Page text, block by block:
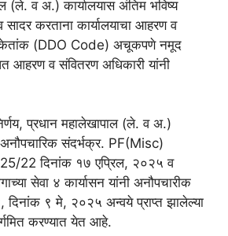
(ले. व अ.) कार्यालयास अंतिम भविष्य
सादर करताना कार्यालयाचा आहरण व
(DDO Code) अचूकपणे नमूद
आहरण व संवितरण अधिकारी यांनी
प्रधान महालेखापाल (ले. व अ.)
अनौपचारिक संदर्भक्र. PF(Misc)
22 दिनांक १७ एप्रिल, २०२५ व
सेवा ४ कार्यासन यांनी अनौपचारीक
९ मे, २०२५ अन्वये प्राप्त झालेल्या
करण्यात येत आहे.